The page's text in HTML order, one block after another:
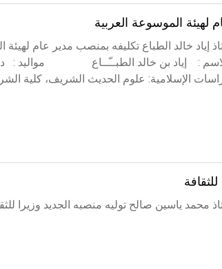
لهيئة الموسوعة العربية
إياد خالد الطباع تكليفه بمنصب مدير عام
الإسلامية: علوم الحديث الشريف، كلية
محمد ياسين صالح توليه منصبه الجديد وزيرا